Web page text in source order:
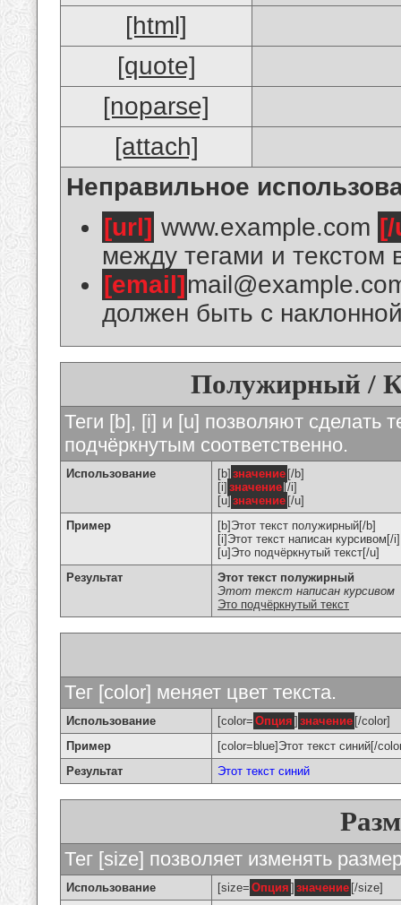
[html]
[quote]
[noparse]
[attach]
Неправильное
[url] www.example.com
между тегами и текстом
[email]
должен быть с
Полужирный /
Теги [b], [i] и [u] позволяют сделать
подчёркнутым соответственно.
Использование [b] значение [/b]
[i] значение [/i]
[u] значение [/u]
Пример
[b]Этот текст полужирный[/b]
[i]Этот текст написан курсивом[/i]
[u]Это подчёркнутый текст[/u]
Результат
Этот текст полужирный
Этот текст написан курсивом
Это подчёркнутый текст
Тег [color] меняет цвет текста.
Использование [color= Опция ] значение [/color]
Пример
[color=blue]Этот текст синий[/
Результат
Этот текст синий
Тег [size] позволяет изменять
Использование [size= Опция ] значение [/size]